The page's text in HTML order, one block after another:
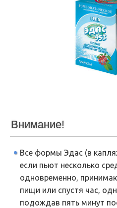
Внимание!
Все формы Эдас (в
если пьют несколько
одновременно,
пищи или спустя час,
подождав пять минут